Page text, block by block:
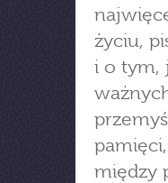
życiu,
i o tym,
między